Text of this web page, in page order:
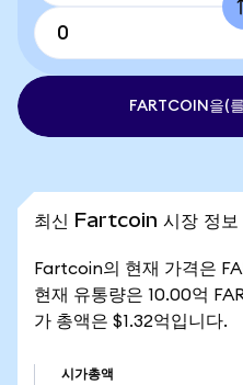
FARTCOIN을(
최신 Fartcoin 시장 정보
Fartcoin의 현재 가격은
현재 유통량은 10.00억
가 총액은 $1.32억입니다.
시가총액